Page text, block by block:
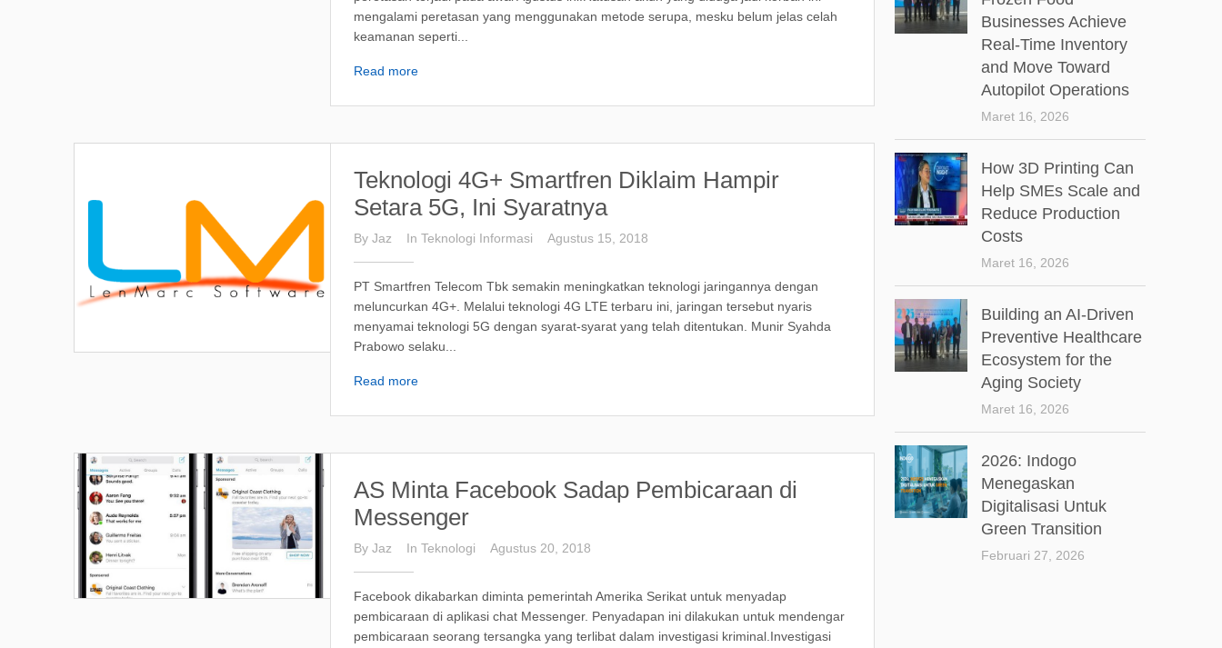
mengalami peretasan yang menggunakan metode serupa, mesku belum jelas celah
keamanan seperti...
Read more
Teknologi 4G+ Smartfren Diklaim Hampir
Setara 5G, Ini Syaratnya
ByJaz InTeknologi Informasi Agustus 15, 2018
PT Smartfren Telecom Tbk semakin meningkatkan teknologi jaringannya dengan
meluncurkan 4G+. Melalui teknologi 4G LTE terbaru ini, jaringan tersebut nyaris
menyamai teknologi 5G dengan syarat-syarat yang telah ditentukan. Munir Syahda
Prabowo selaku...
Read more
AS Minta Facebook Sadap Pembicaraan di
Messenger
ByJaz InTeknologi Agustus 20, 2018
Facebook dikabarkan diminta pemerintah Amerika Serikat untuk menyadap
pembicaraan di aplikasi chat Messenger. Penyadapan ini dilakukan untuk mendengar
pembicaraan seorang tersangka yang terlibat dalam investigasi kriminal.Investigasi
Businesses Achieve
Real-Time Inventory
and Move Toward
Autopilot Operations
Maret 16, 2026
How 3D Printing Can
Help SMEs Scale and
Reduce Production
Costs
Maret 16, 2026
Building an AI-Driven
Preventive Healthcare
Ecosystem for the
Aging Society
Maret 16, 2026
2026: Indogo
Menegaskan
Digitalisasi Untuk
Green Transition
Februari 27, 2026